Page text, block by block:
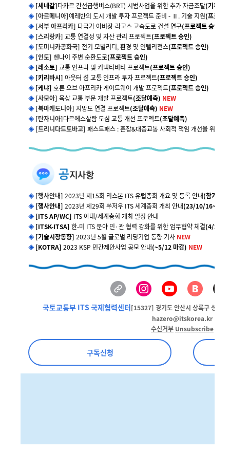
◈[세네갈]다카르 간선급행버스(BRT) 시범사업을 위한 추가 자금조달(기획단
◈[아르메니아]예레반의 도시 개발 투자 프로젝트 준비 - Ⅱ. 기술 지원(프로젝
◈[서부 아프리카] 다국가 아비장-라고스 고속도로 건설 연구(프로젝트 승인)
◈[스리랑카] 교통 연결성 및 자산 관리 프로젝트(프로젝트 승인)
◈[도미니카공화국] 전기 모빌리티, 환경 및 인텔리전스(프로젝트 승인)
◈[인도] 첸나이 주변 순환도로(프로젝트 승인)
◈[레소토] 교통 인프라 및 커넥티비티 프로젝트(프로젝트 승인)
◈[키리바시] 아웃터 섬 교통 인프라 투자 프로젝트(프로젝트 승인)
◈[케냐] 호른 오브 아프리카 게이트웨이 개발 프로젝트(프로젝트 승인)
◈[사모아] 육상 교통 부문 개발 프로젝트(조달예측) NEW
◈[북마케도니아] 지방도 연결 프로젝트(조달예측) NEW
◈[탄자니아]다르에스살람 도심 교통 개선 프로젝트(조달예측)
◈[트리니다드토바고] 패스트패스 : 혼잡&대중교통 사회적 책임 개선을 위한
◈[행사안내] 2023년 제15회 리스본 ITS 유럽총회 개요 및 등록 안내(참가자
◈[행사안내] 2023년 제29회 쑤저우 ITS 세계총회 개최 안내(23/10/16~20
◈[ITS AP/WC] ITS 아태/세계총회 개최 일정 안내
◈[ITSK-ITSA] 한-미 ITS 분야 민·관 협력 강화를 위한 업무협약 체결(4/26)
◈[기술시장동향] 2023년 5월 글로벌 리딩기업 동향 기사 NEW
◈[KOTRA] 2023 KSP 민간제안사업 공모 안내(~5/12 마감) NEW
국토교통부 ITS 국제협력센터[15327] 경기도 안산시 상록구 성호
hazero@itskorea.kr
수신거부 Unsubscribe
구독신청